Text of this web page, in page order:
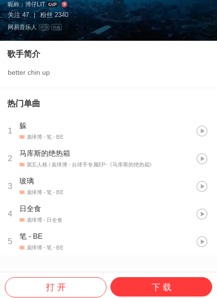
昵称： 博仔LIT
关注 47 粉丝 2340
网易音乐人 作词 作曲
歌手简介
better chin up
热门单曲
1
躲
袁绎博 - 笔 - BE
2
马库斯的绝热箱
第五人格 / 袁绎博 - 台球手专属EP-《马库斯的绝热箱》
3
玻璃
袁绎博 - 笔 - BE
4
日全食
袁绎博 - 日全食
5
笔 - BE
袁绎博 - 笔 - BE
打 开 下 载